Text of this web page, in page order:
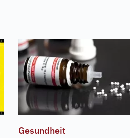
Gesundheit